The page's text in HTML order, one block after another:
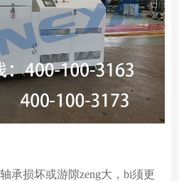
承损坏或游隙zeng大 ， bi须更